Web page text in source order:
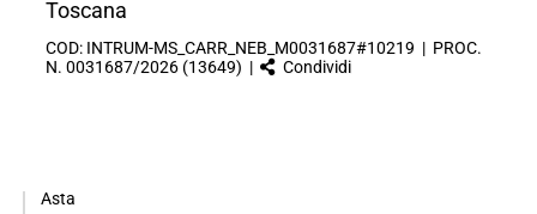
Toscana
COD: INTRUM-MS_CARR_NEB_M0031687#10219 | PROC.
N. 0031687/2026 (13649) |
Condividi
Asta